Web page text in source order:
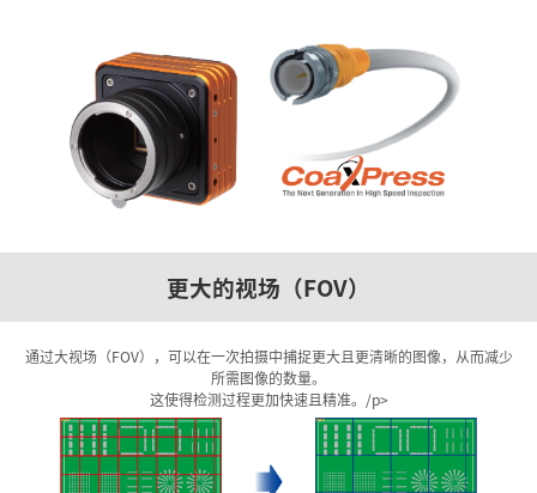
更大的视场（FOV）
通过大视场（FOV），可以在一次拍摄中捕捉更大且更清晰的图像，从而减少
所需图像的数量。
这使得检测过程更加快速且精准。/p>